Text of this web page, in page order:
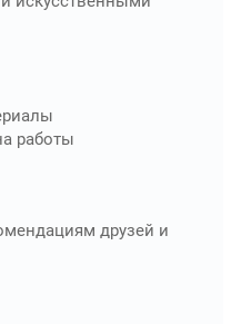
работы
друзей и